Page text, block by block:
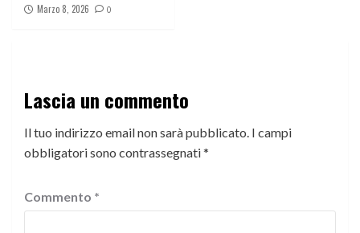
Marzo 8, 2026 0
Lascia un commento
Il tuo indirizzo email non sarà pubblicato. I campi
obbligatori sono contrassegnati*
Commento *